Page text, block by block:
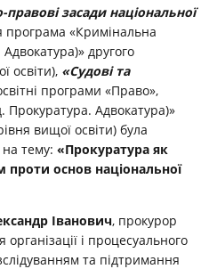
правові засади національної
програма «Кримінальна
другого
освіти), «Судові та
програми «Право»,
Прокуратура. Адвокатура)»
вищої освіти) була
на тему: «Прокуратура як
проти основ національної
Іванович, прокурор
організації і процесуального
та підтримання